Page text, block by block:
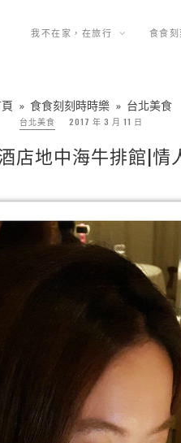
我不在家，在旅行 食食
» 食食刻刻時時樂» 台北美食
台北美食
2017 年 3 月 11 日
店地中海牛排館|情